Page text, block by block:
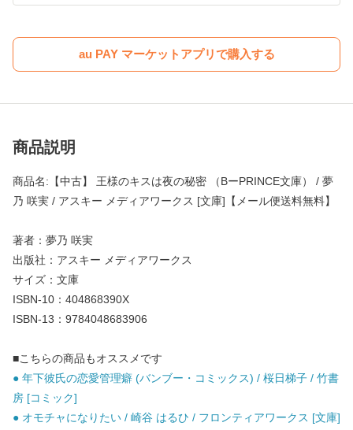
au PAY マーケットアプリで購入する
商品説明
商品名:【中古】 王様のキスは夜の秘密 （BーPRINCE文庫） / 夢
乃 咲実 / アスキー メディアワークス [文庫]【メール便送料無料】
著者：夢乃 咲実
出版社：アスキー メディアワークス
サイズ：文庫
ISBN-10：404868390X
ISBN-13：9784048683906
■こちらの商品もオススメです
● 年下彼氏の恋愛管理癖 (バンブー・コミックス) / 桜日梯子 / 竹書
房 [コミック]
● オモチャになりたい / 崎谷 はるひ / フロンティアワークス [文庫]